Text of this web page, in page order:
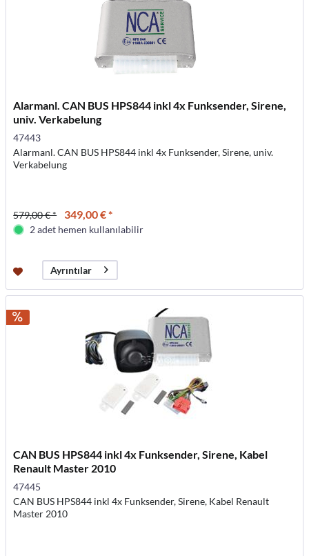
Alarmanl. CAN BUS HPS844 inkl 4x Funksender, Sirene,
univ. Verkabelung
47443
Alarmanl. CAN BUS HPS844 inkl 4x Funksender, Sirene, univ.
Verkabelung
579,00 € * 349,00 € *
2 adet hemen kullanılabilir
Ayrıntılar
CAN BUS HPS844 inkl 4x Funksender, Sirene, Kabel
Renault Master 2010
47445
CAN BUS HPS844 inkl 4x Funksender, Sirene, Kabel Renault
Master 2010